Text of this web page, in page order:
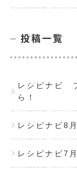
投稿一覧
レシピナビ
ら！
レシピナビ8
レシピナビ7